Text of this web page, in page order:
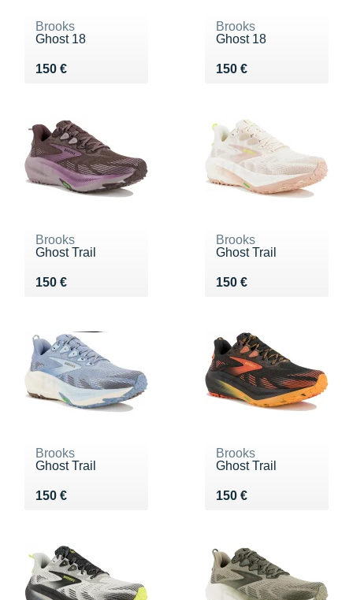
Brooks
Ghost 18
150 €
Vendu 150 €
Brooks
Ghost 18
150 €
Vendu 150 €
Brooks
Ghost Trail
150 €
Vendu 150 €
Brooks
Ghost Trail
150 €
Vendu 150 €
Brooks
Ghost Trail
150 €
Vendu 150 €
Brooks
Ghost Trail
150 €
Vendu 150 €